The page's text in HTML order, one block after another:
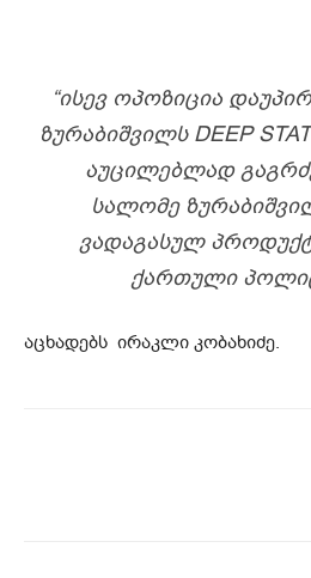
“ᲘᲡᲔᲕ ᲝᲞᲝᲖᲘᲪᲘᲐ
ᲖᲣᲠᲐᲑᲘᲨᲕᲘᲚᲡ DEEP
ᲐᲣᲪᲘᲚᲔᲑᲚᲐᲓ
ᲡᲐᲚᲝᲛᲔ
ᲕᲐᲓᲐᲒᲐᲡᲣᲚ
ᲥᲐᲠᲗᲣᲚᲘ
აცხადებს ირაკლი კობახიძე.